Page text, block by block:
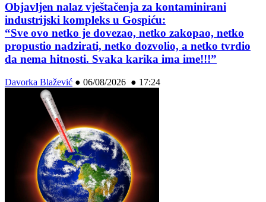
Objavljen nalaz vještačenja za kontaminirani
industrijski kompleks u Gospiću:
“Sve ovo netko je dovezao, netko zakopao, netko
propustio nadzirati, netko dozvolio, a netko tvrdio
da nema hitnosti. Svaka karika ima ime!!!”
Davorka Blažević ● 06/08/2026 ● 17:24